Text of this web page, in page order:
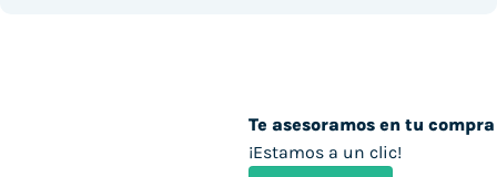
Te asesoramos en tu compra
¡Estamos a un clic!